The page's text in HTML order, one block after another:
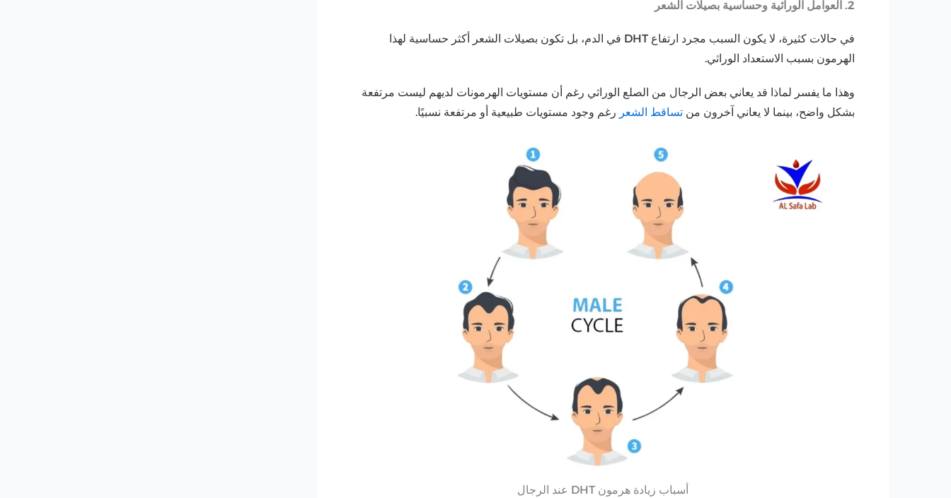
2. العوامل الوراثية وحساسية بصيلات الشعر
في حالات كثيرة، لا يكون السبب مجرد ارتفاع DHT في الدم، بل تكون بصيلات الشعر أكثر حساسية لهذا
الهرمون بسبب الاستعداد الوراثي.
وهذا ما يفسر لماذا قد يعاني بعض الرجال من الصلع الوراثي رغم أن مستويات الهرمونات لديهم ليست مرتفعة
بشكل واضح، بينما لا يعاني آخرون من تساقط الشعر رغم وجود مستويات طبيعية أو مرتفعة نسبيًا.
أسباب زيادة هرمون DHT عند الرجال